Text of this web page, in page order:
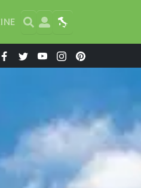
Search
User Map